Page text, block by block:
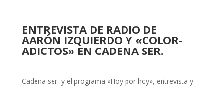
ENTREVISTA DE RADIO DE
AARÓN IZQUIERDO Y «COLOR-
ADICTOS» EN CADENA SER.
Cadena ser y el programa «Hoy por hoy», entrevista y